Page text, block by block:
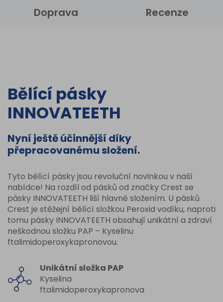
Doprava
Recenze
Bělící pásky
INNOVATEETH
Nyní ještě účinnější díky
přepracovanému složení.
Tyto bělící pásky jsou revoluční novinkou v naší
nabídce! Na rozdíl od pásků od značky Crest se
pásky INNOVATEETH liší hlavně složením. U pásků
Crest je stěžejní bělící složkou Peroxid vodíku, naproti
tomu pásky INNOVATEETH obsahují unikátní a zdraví
neškodnou složku PAP – Kyselinu
ftalimidoperoxykapronovou.
Unikátní složka PAP
Kyselina
ftalimidoperoxykapronova